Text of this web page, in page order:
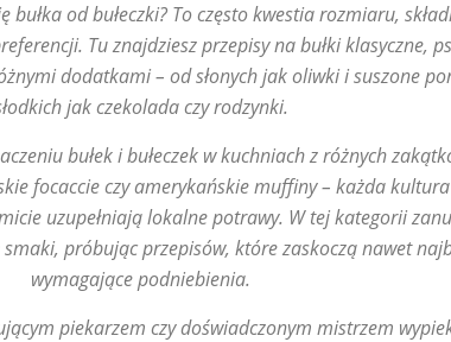
bułka od bułeczki? To często kwestia rozmiaru,
Tu znajdziesz przepisy na bułki klasyczne,
dodatkami – od słonych jak oliwki i suszone
jak czekolada czy rodzynki.
bułek i bułeczek w kuchniach z różnych
focaccie czy amerykańskie muffiny – każda
uzupełniają lokalne potrawy. W tej kategorii
próbując przepisów, które zaskoczą nawet
wymagające podniebienia.
piekarzem czy doświadczonym mistrzem